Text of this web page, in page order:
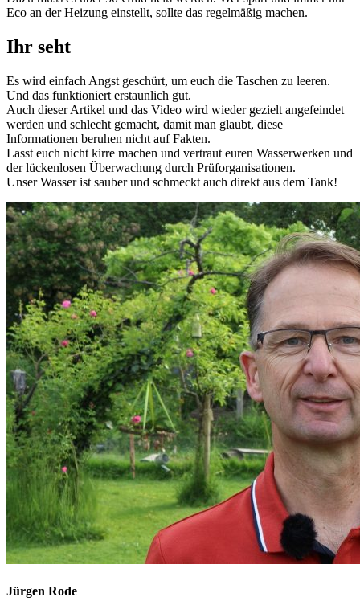
Eco an der Heizung einstellt, sollte das regelmäßig machen.
Ihr seht
Es wird einfach Angst geschürt, um euch die Taschen zu leeren.
Und das funktioniert erstaunlich gut.
Auch dieser Artikel und das Video wird wieder gezielt angefeindet
werden und schlecht gemacht, damit man glaubt, diese
Informationen beruhen nicht auf Fakten.
Lasst euch nicht kirre machen und vertraut euren Wasserwerken und
der lückenlosen Überwachung durch Prüforganisationen.
Unser Wasser ist sauber und schmeckt auch direkt aus dem Tank!
Jürgen Rode